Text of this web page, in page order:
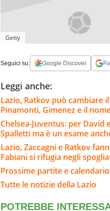
Getty
Seguici su: Google Discover
Leggi anche:
Lazio, Ratkov può cambiare
Pinamonti, Gimenez e il
Chelsea-Juventus: per David
Spalletti ma è un esame
Lazio, Zaccagni e Ratkov
Fabiani si rifugia negli
Prossime partite e
Tutte le notizie della Lazio